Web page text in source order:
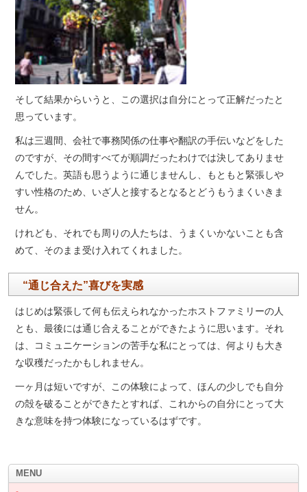
そして結果からいうと、この選択は自分にとって正解だったと
思っています。
私は三週間、会社で事務関係の仕事や翻訳の手伝いなどをした
のですが、その間すべてが順調だったわけでは決してありませ
んでした。英語も思うように通じませんし、もともと緊張しや
すい性格のため、いざ人と接するとなるとどうもうまくいきま
せん。
けれども、それでも周りの人たちは、うまくいかないことも含
めて、そのまま受け入れてくれました。
“通じ合えた”喜びを実感
はじめは緊張して何も伝えられなかったホストファミリーの人
とも、最後には通じ合えることができたように思います。それ
は、コミュニケーションの苦手な私にとっては、何よりも大き
な収穫だったかもしれません。
一ヶ月は短いですが、この体験によって、ほんの少しでも自分
の殻を破ることができたとすれば、これからの自分にとって大
きな意味を持つ体験になっているはずです。
MENU